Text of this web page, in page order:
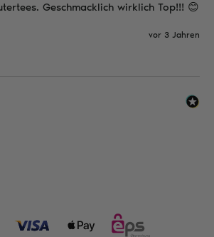
Geschmacklich wirklich Top!!! 😊
vor 3 Jahren